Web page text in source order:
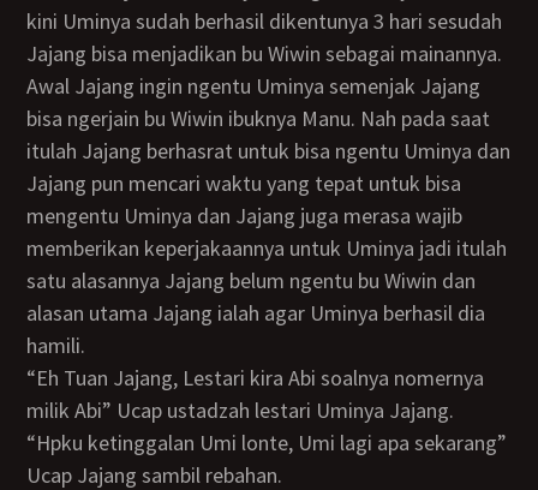
kini Uminya sudah berhasil dikentunya 3 hari sesudah
Jajang bisa menjadikan bu Wiwin sebagai mainannya.
Awal Jajang ingin ngentu Uminya semenjak Jajang
bisa ngerjain bu Wiwin ibuknya Manu. Nah pada saat
itulah Jajang berhasrat untuk bisa ngentu Uminya dan
Jajang pun mencari waktu yang tepat untuk bisa
mengentu Uminya dan Jajang juga merasa wajib
memberikan keperjakaannya untuk Uminya jadi itulah
satu alasannya Jajang belum ngentu bu Wiwin dan
alasan utama Jajang ialah agar Uminya berhasil dia
hamili.
“Eh Tuan Jajang, Lestari kira Abi soalnya nomernya
milik Abi” Ucap ustadzah lestari Uminya Jajang.
“hpku ketinggalan Umi lonte, Umi lagi apa sekarang”
Ucap Jajang sambil rebahan.